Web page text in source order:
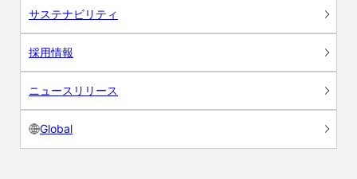
サステナビリティ
採用情報
ニュースリリース
Global